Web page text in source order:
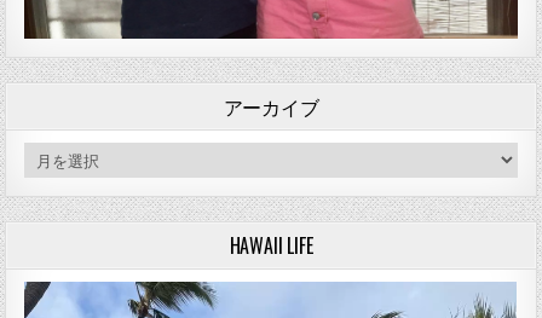
アーカイブ
アーカイブ
HAWAII LIFE